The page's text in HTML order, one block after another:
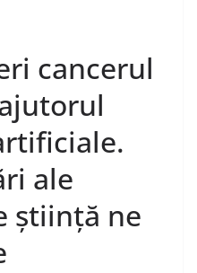
cancerul
ale
știință ne